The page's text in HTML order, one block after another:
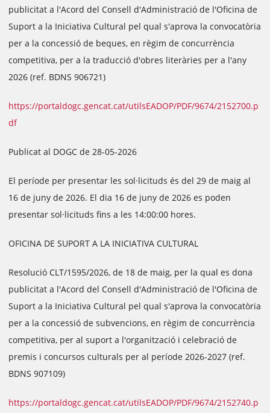
publicitat a l'Acord del Consell d'Administració de l'Oficina de
Suport a la Iniciativa Cultural pel qual s'aprova la convocatòria
per a la concessió de beques, en règim de concurrència
competitiva, per a la traducció d'obres literàries per a l'any
2026 (ref. BDNS 906721)
https://portaldogc.gencat.cat/utilsEADOP/PDF/9674/2152700.p
df
Publicat al DOGC de 28-05-2026
El període per presentar les sol·licituds és del 29 de maig al
16 de juny de 2026. El dia 16 de juny de 2026 es poden
presentar sol·licituds fins a les 14:00:00 hores.
OFICINA DE SUPORT A LA INICIATIVA CULTURAL
Resolució CLT/1595/2026, de 18 de maig, per la qual es dona
publicitat a l'Acord del Consell d'Administració de l'Oficina de
Suport a la Iniciativa Cultural pel qual s'aprova la convocatòria
per a la concessió de subvencions, en règim de concurrència
competitiva, per al suport a l'organització i celebració de
premis i concursos culturals per al període 2026-2027 (ref.
BDNS 907109)
https://portaldogc.gencat.cat/utilsEADOP/PDF/9674/2152740.p